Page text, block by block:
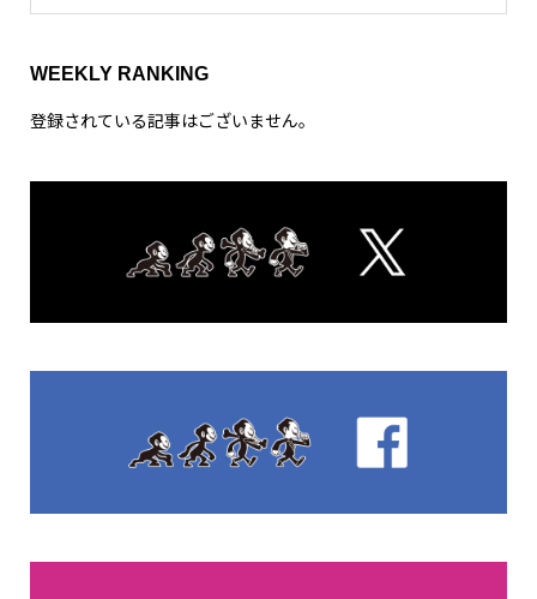
WEEKLY RANKING
登録されている記事はございません。